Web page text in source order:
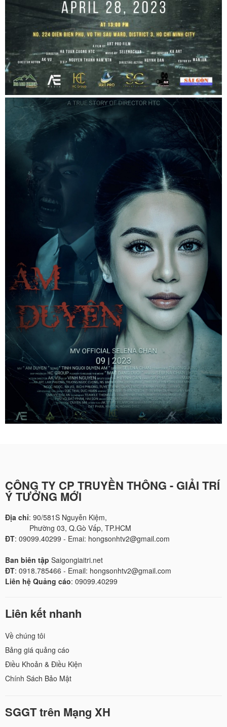
CÔNG TY CP TRUYỀN THÔNG - GIẢI TRÍ
Ý TƯỞNG MỚI
Địa chỉ: 90/581S Nguyễn Kiệm,
Phường 03, Q.Gò Vấp, TP.HCM
ĐT: 09099.40299 - Emai: hongsonhtv2@gmail.com
Ban biên tập Saigongiaitri.net
ĐT: 0918.785466 - Email: hongsonhtv2@gmail.com
Liên hệ Quảng cáo: 09099.40299
Liên kết nhanh
Về chúng tôi
Bảng giá quảng cáo
Điều Khoản & Điều Kiện
Chính Sách Bảo Mật
SGGT trên Mạng XH